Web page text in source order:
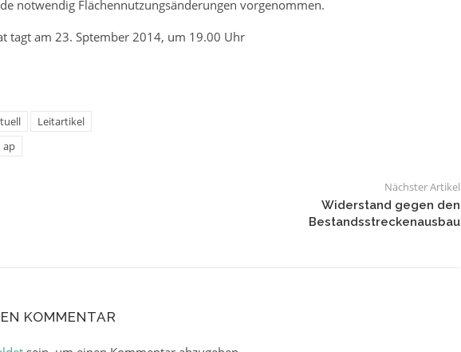
notwendig Flächennutzungsänderungen vorgenommen.
tagt am 23. Sptember 2014, um 19.00 Uhr
Leitartikel
ap
Nächster Artikel
Widerstand gegen den
Bestandsstreckenausbau
KOMMENTAR